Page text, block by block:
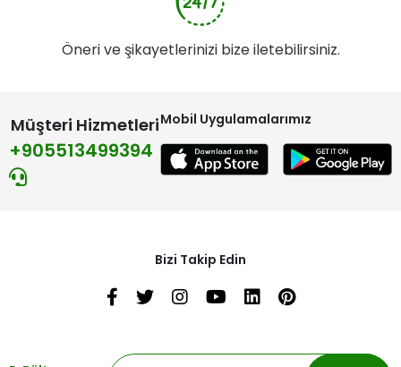
Öneri ve şikayetlerinizi bize iletebilirsiniz.
Müşteri Hizmetleri
+905513499394
Mobil Uygulamalarımız
Bizi Takip Edin